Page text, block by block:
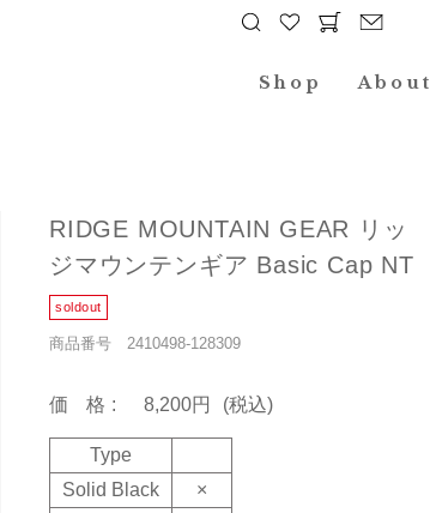
Shop About
RIDGE MOUNTAIN GEAR リッ
ジマウンテンギア Basic Cap NT
商品番号 2410498-128309
価格 8,200円 (税込)
Type
Solid Black
×